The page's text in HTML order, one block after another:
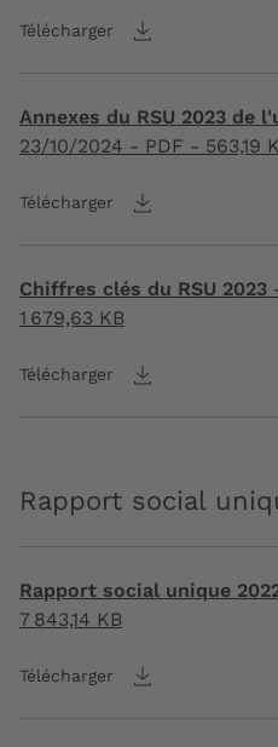
Télécharger
Annexes du RSU 2023 de
23/10/2024 - PDF - 563,19
Télécharger
Chiffres clés du RSU 2023
1 679,63 KB
Télécharger
Rapport social
Rapport social unique
7 843,14 KB
Télécharger